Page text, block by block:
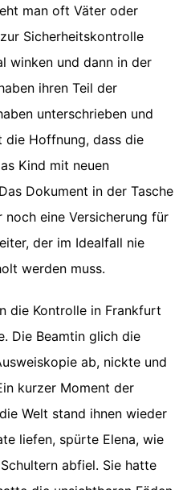
man oft Väter oder
Sicherheitskontrolle
winken und dann in der
ihren Teil der
unterschrieben und
die Hoffnung, dass die
Kind mit neuen
Dokument in der Tasche
noch eine Versicherung für
der im Idealfall nie
werden muss.
die Kontrolle in Frankfurt
Die Beamtin glich die
ab, nickte und
kurzer Moment der
Welt stand ihnen wieder
liefen, spürte Elena, wie
abfiel. Sie hatte